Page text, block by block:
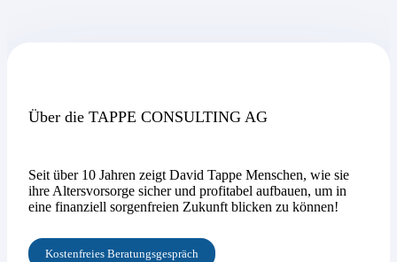
Über die TAPPE CONSULTING AG
Seit über 10 Jahren zeigt David Tappe Menschen, wie sie
ihre Altersvorsorge sicher und profitabel aufbauen, um in
eine finanziell sorgenfreien Zukunft blicken zu können!
Kostenfreies Beratungsgespräch